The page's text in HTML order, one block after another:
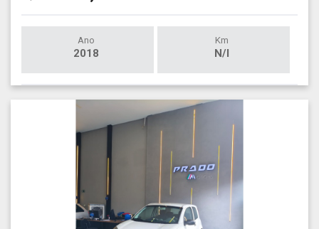
Ano
2018
Km
N/I